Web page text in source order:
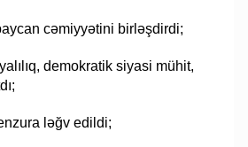
cəmiyyətini birləşdirdi;
demokratik siyasi mühit,
ləğv edildi;